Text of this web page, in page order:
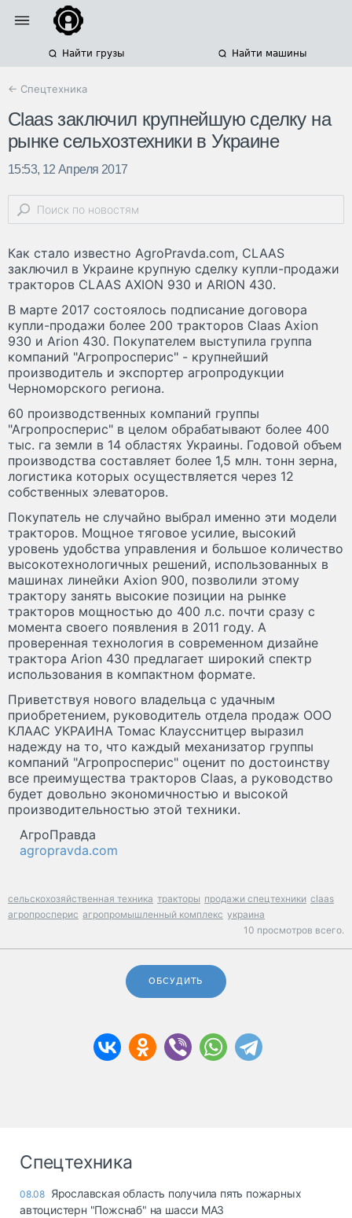
Найти грузы Найти машины
← Спецтехника
Claas заключил крупнейшую сделку на
рынке сельхозтехники в Украине
15:53, 12 Апреля 2017
Как стало известно AgroPravda.com, CLAAS
заключил в Украине крупную сделку купли-продажи
тракторов CLAAS AXION 930 и ARION 430.
В марте 2017 состоялось подписание договора
купли-продажи более 200 тракторов Claas Axion
930 и Arion 430. Покупателем выступила группа
компаний "Агропросперис" - крупнейший
производитель и экспортер агропродукции
Черноморского региона.
60 производственных компаний группы
"Агропросперис" в целом обрабатывают более 400
тыс. га земли в 14 областях Украины. Годовой объем
производства составляет более 1,5 млн. тонн зерна,
логистика которых осуществляется через 12
собственных элеваторов.
Покупатель не случайно выбрал именно эти модели
тракторов. Мощное тяговое усилие, высокий
уровень удобства управления и большое количество
высокотехнологичных решений, использованных в
машинах линейки Axion 900, позволили этому
трактору занять высокие позиции на рынке
тракторов мощностью до 400 л.с. почти сразу с
момента своего появления в 2011 году. А
проверенная технология в современном дизайне
трактора Arion 430 предлагает широкий спектр
использования в компактном формате.
Приветствуя нового владельца с удачным
приобретением, руководитель отдела продаж ООО
КЛААС УКРАИНА Томас Клаусснитцер выразил
надежду на то, что каждый механизатор группы
компаний "Агропросперис" оценит по достоинству
все преимущества тракторов Claas, а руководство
будет довольно экономичностью и высокой
производительностью этой техники.
АгроПравда
agropravda.com
сельскохозяйственная техника тракторы продажи спецтехники claas
агропросперис агропромышленный комплекс украина
10 просмотров всего.
ОБСУДИТЬ
Спецтехника
08.08 Ярославская область получила пять пожарных
автоцистерн "Пожснаб" на шасси МАЗ